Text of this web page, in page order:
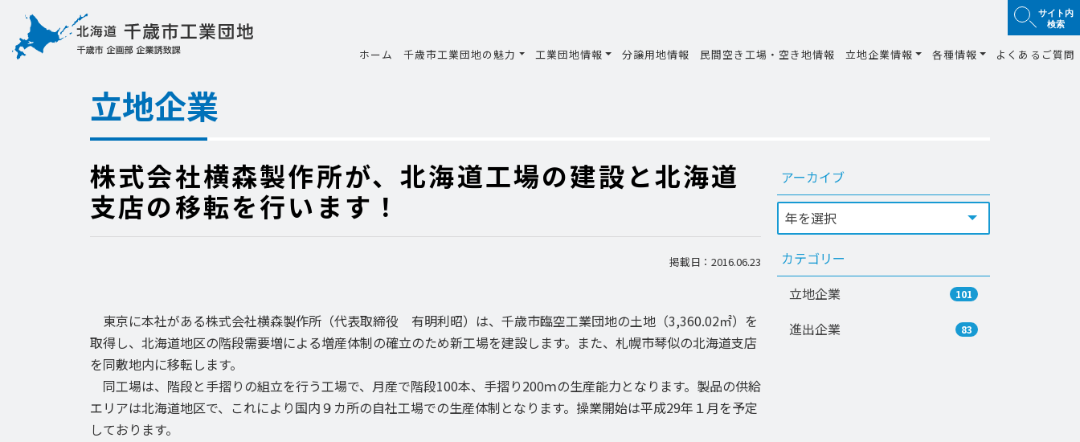
サイト内
検索
ホーム 千歳市工業団地の魅力 工業団地情報 分譲用地情報 民間空き工場・空き地情報 立地企業情報 各種情報 よくあるご質問
立地企業
株式会社横森製作所が、北海道工場の建設と北海道
支店の移転を行います！
掲載日：2016.06.23
東京に本社がある株式会社横森製作所（代表取締役 有明利昭）は、千歳市臨空工業団地の土地（3,360.02㎡）を
取得し、北海道地区の階段需要増による増産体制の確立のため新工場を建設します。また、札幌市琴似の北海道支店
を同敷地内に移転します。
同工場は、階段と手摺りの組立を行う工場で、月産で階段100本、手摺り200ｍの生産能力となります。製品の供給
エリアは北海道地区で、これにより国内９カ所の自社工場での生産体制となります。操業開始は平成29年１月を予定
しております。
アーカイブ
カテゴリー
立地企業
101
進出企業 83